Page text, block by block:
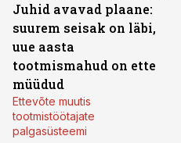
Juhid avavad plaane:
suurem seisak on läbi,
uue aasta
tootmismahud on ette
müüdud
Ettevõte muutis
tootmistöötajate
palgasüsteemi